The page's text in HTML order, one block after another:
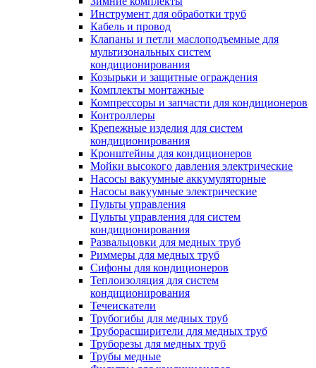
Инструмент для обработки труб
Кабель и провод
Клапаны и петли маслоподъемные для
мультизональных систем
кондиционирования
Козырьки и защитные ограждения
Комплекты монтажные
Компрессоры и запчасти для кондиционеров
Контроллеры
Крепежные изделия для систем
кондиционирования
Кронштейны для кондиционеров
Мойки высокого давления электрические
Насосы вакуумные аккумуляторные
Насосы вакуумные электрические
Пульты управления
Пульты управления для систем
кондиционирования
Развальцовки для медных труб
Риммеры для медных труб
Сифоны для кондиционеров
Теплоизоляция для систем
кондиционирования
Течеискатели
Трубогибы для медных труб
Труборасширители для медных труб
Труборезы для медных труб
Трубы медные